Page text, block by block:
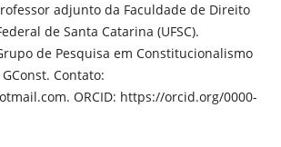
adjunto da Faculdade de Direito
de Santa Catarina (UFSC).
de Pesquisa em Constitucionalismo
Contato:
ORCID: https://orcid.org/0000-